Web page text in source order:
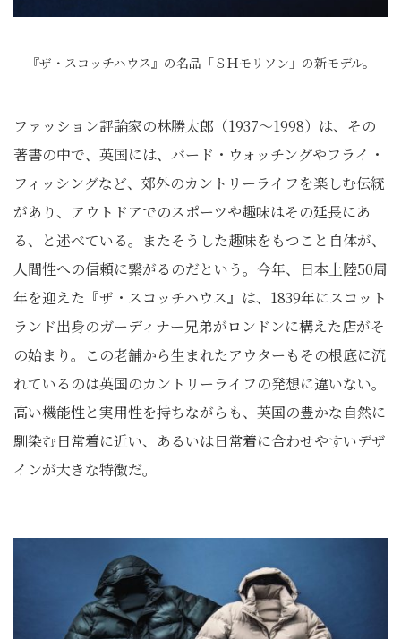
『ザ・スコッチハウス』の名品「ＳＨモリソン」の新モデル。
ファッション評論家の林勝太郎（1937〜1998）は、その
著書の中で、英国には、バード・ウォッチングやフライ・
フィッシングなど、郊外のカントリーライフを楽しむ伝統
があり、アウトドアでのスポーツや趣味はその延長にあ
る、と述べている。またそうした趣味をもつこと自体が、
人間性への信頼に繋がるのだという。今年、日本上陸50周
年を迎えた『ザ・スコッチハウス』は、1839年にスコット
ランド出身のガーディナー兄弟がロンドンに構えた店がそ
の始まり。この老舗から生まれたアウターもその根底に流
れているのは英国のカントリーライフの発想に違いない。
高い機能性と実用性を持ちながらも、英国の豊かな自然に
馴染む日常着に近い、あるいは日常着に合わせやすいデザ
インが大きな特徴だ。